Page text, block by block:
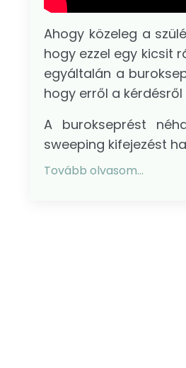
Ahogy közeleg a
hogy ezzel egy kicsit
egyáltalán a
hogy erről a
A burokseprést
sweeping kifejezést
Tovább olvasom...